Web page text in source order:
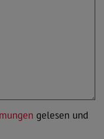
gelesen und